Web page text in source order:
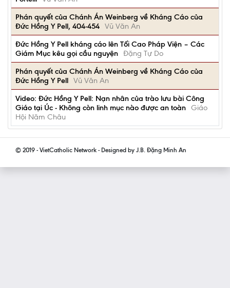
Phán quyết của Chánh Án Weinberg về Kháng Cáo của
Đức Hồng Y Pell, 404-454 Vũ Văn An
Đức Hồng Y Pell kháng cáo lên Tối Cao Pháp Viện – Các
Giám Mục kêu gọi cầu nguyện Đặng Tự Do
Phán quyết của Chánh Án Weinberg về Kháng Cáo của
Đức Hồng Y Pell Vũ Văn An
Video: Đức Hồng Y Pell: Nạn nhân của trào lưu bài Công
Giáo tại Úc - Không còn linh mục nào được an toàn Giáo
Hội Năm Châu
© 2019 - VietCatholic Network - Designed by J.B. Đặng Minh An